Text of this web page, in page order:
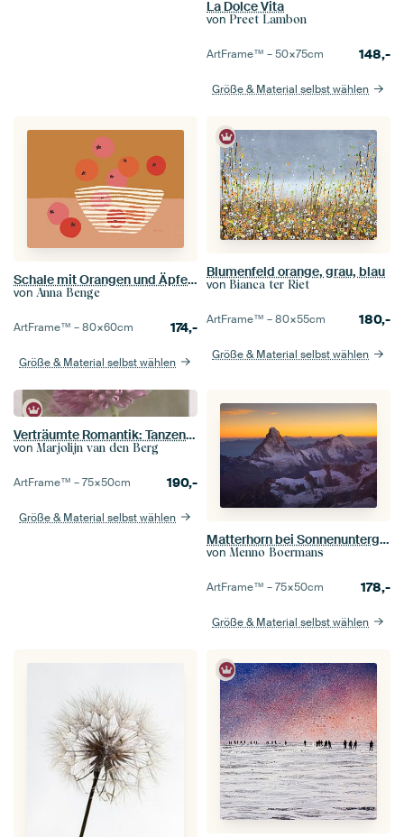
La Dolce Vita
von Preet Lambon
ArtFrame™ –50×75cm 148,-
Größe & Material selbst wählen
Schale mit Orangen und Äpfeln - Bunte Illustration in Ockergelb, Rosa, Rot und Orange
von Anna Benge
ArtFrame™ –80×60cm 174,-
Größe & Material selbst wählen
Blumenfeld orange, grau, blau
von Bianca ter Riet
ArtFrame™ –80×55cm 180,-
Größe & Material selbst wählen
Verträumte Romantik: Tanzender Rauch um eine rosa Dahlie
von Marjolijn van den Berg
ArtFrame™ –75×50cm 190,-
Größe & Material selbst wählen
Matterhorn bei Sonnenuntergang
von Menno Boermans
ArtFrame™ –75×50cm 178,-
Größe & Material selbst wählen